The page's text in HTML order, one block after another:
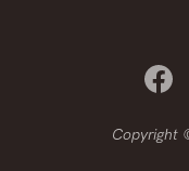
Copyright